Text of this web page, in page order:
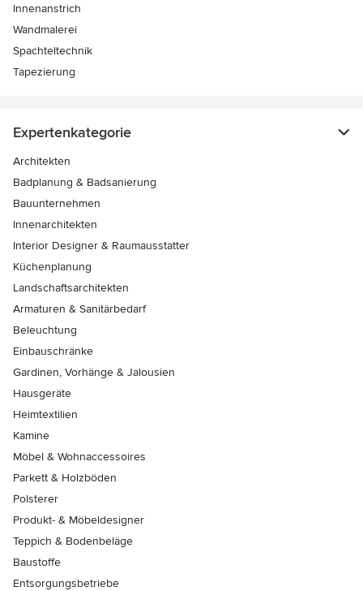
Innenanstrich
Wandmalerei
Spachteltechnik
Tapezierung
Expertenkategorie
Architekten
Badplanung & Badsanierung
Bauunternehmen
Innenarchitekten
Interior Designer & Raumausstatter
Küchenplanung
Landschaftsarchitekten
Armaturen & Sanitärbedarf
Beleuchtung
Einbauschränke
Gardinen, Vorhänge & Jalousien
Hausgeräte
Heimtextilien
Kamine
Möbel & Wohnaccessoires
Parkett & Holzböden
Polsterer
Produkt- & Möbeldesigner
Teppich & Bodenbeläge
Baustoffe
Entsorgungsbetriebe